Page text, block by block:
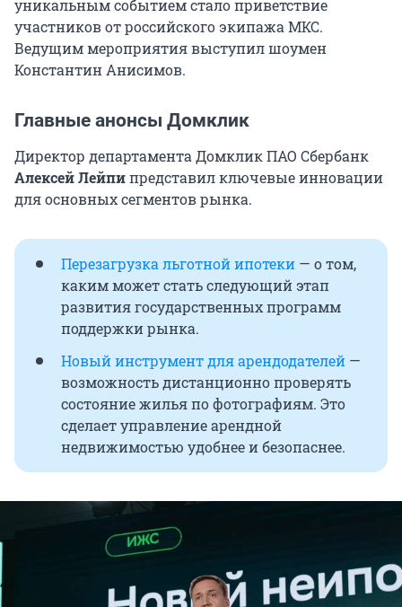
уникальным событием стало приветствие
участников от российского экипажа МКС.
Ведущим мероприятия выступил шоумен
Константин Анисимов.
Главные анонсы Домклик
Директор департамента Домклик ПАО Сбербанк
Алексей Лейпипредставил ключевые инновации
для основных сегментов рынка.
Перезагрузка льготной ипотеки — о том,
каким может стать следующий этап
развития государственных программ
поддержки рынка.
Новый инструмент для арендодателей —
возможность дистанционно проверять
состояние жилья по фотографиям. Это
сделает управление арендной
недвижимостью удобнее и безопаснее.